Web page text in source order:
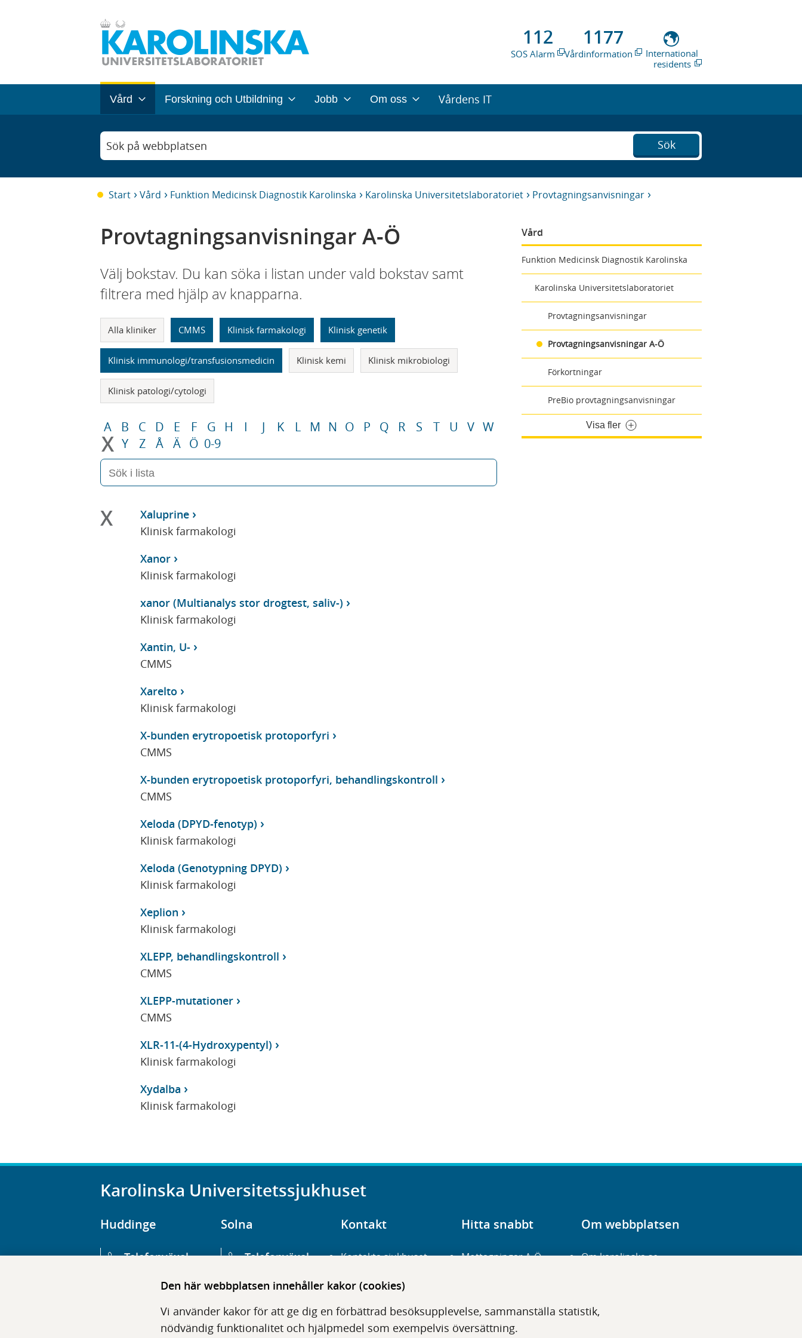
Den här webbplatsen innehåller kakor (cookies)
Vi använder kakor för att ge dig en förbättrad besöksupplevelse, sammanställa statistik,
nödvändig funktionalitet och hjälpmedel som exempelvis översättning.
112
SOS Alarm
1177
Vårdinformation
International
residents
Vård Forskning och Utbildning Jobb Om oss Vårdens IT
Sök på webbplatsen Sök
Start Vård Funktion Medicinsk Diagnostik Karolinska Karolinska Universitetslaboratoriet Provtagningsanvisningar
Vård
Funktion Medicinsk Diagnostik Karolinska
Karolinska Universitetslaboratoriet
Provtagningsanvisningar
Provtagningsanvisningar A-Ö
Förkortningar
PreBio provtagningsanvisningar
Visa fler
Provtagningsanvisningar A-Ö
Välj bokstav. Du kan söka i listan under vald bokstav samt
filtrera med hjälp av knapparna.
Alla kliniker CMMS Klinisk farmakologi Klinisk genetik
Klinisk immunologi/transfusionsmedicin Klinisk kemi Klinisk mikrobiologi
Klinisk patologi/cytologi
A B C D E F G H I J K L M N O P Q R S T U V W
X Y Z Å Ä Ö 0-9
X
Xaluprine
Klinisk farmakologi
Xanor
Klinisk farmakologi
xanor (Multianalys stor drogtest, saliv-)
Klinisk farmakologi
Xantin, U-
CMMS
Xarelto
Klinisk farmakologi
X-bunden erytropoetisk protoporfyri
CMMS
X-bunden erytropoetisk protoporfyri, behandlingskontroll
CMMS
Xeloda (DPYD-fenotyp)
Klinisk farmakologi
Xeloda (Genotypning DPYD)
Klinisk farmakologi
Xeplion
Klinisk farmakologi
XLEPP, behandlingskontroll
CMMS
XLEPP-mutationer
CMMS
XLR-11-(4-Hydroxypentyl)
Klinisk farmakologi
Xydalba
Klinisk farmakologi
Karolinska Universitetssjukhuset
Huddinge
Telefonväxel
Hälsovägen 13
Solna
Telefonväxel
Eugeniavägen 3
Kontakt
Kontakta sjukhuset
Hitta hit
Press
Hitta snabbt
Mottagningar A-Ö
Digitala tjänster
Om webbplatsen
Om karolinska.se
Tillgänglighet